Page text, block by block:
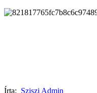
Írta: Sziszi Admin